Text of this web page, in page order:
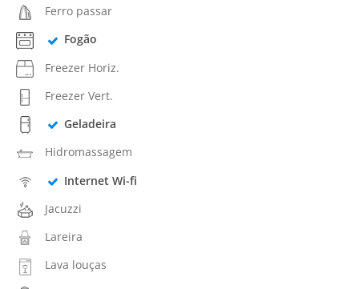
Ferro passar
Fogão
Freezer Horiz.
Freezer Vert.
Geladeira
Hidromassagem
Internet Wi-fi
Jacuzzi
Lareira
Lava louças